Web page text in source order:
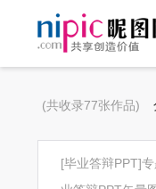
(共收录77张作品)
[毕业答辩PPT]